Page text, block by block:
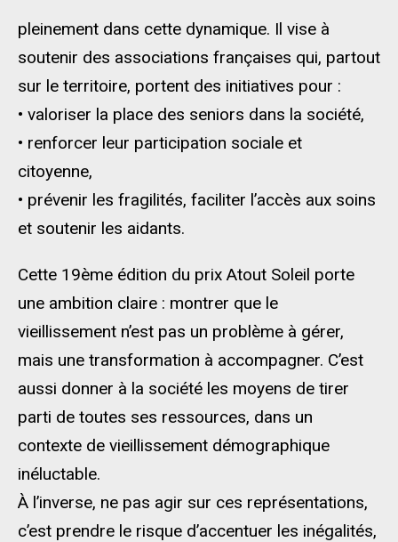
pleinement dans cette dynamique. Il vise à
soutenir des associations françaises qui, partout
sur le territoire, portent des initiatives pour :
• valoriser la place des seniors dans la société,
• renforcer leur participation sociale et
citoyenne,
• prévenir les fragilités, faciliter l’accès aux soins
et soutenir les aidants.
Cette 19ème édition du prix Atout Soleil porte
une ambition claire : montrer que le
vieillissement n’est pas un problème à gérer,
mais une transformation à accompagner. C’est
aussi donner à la société les moyens de tirer
parti de toutes ses ressources, dans un
contexte de vieillissement démographique
inéluctable.
À l’inverse, ne pas agir sur ces représentations,
c’est prendre le risque d’accentuer les inégalités,